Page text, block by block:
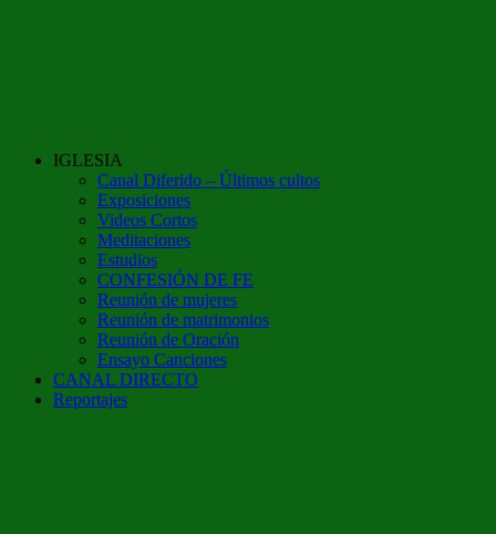
IGLESIA
Canal Diferido – Últimos cultos
Exposiciones
Videos Cortos
Meditaciones
Estudios
CONFESIÓN DE FE
Reunión de mujeres
Reunión de matrimonios
Reunión de Oración
Ensayo Canciones
CANAL DIRECTO
Reportajes